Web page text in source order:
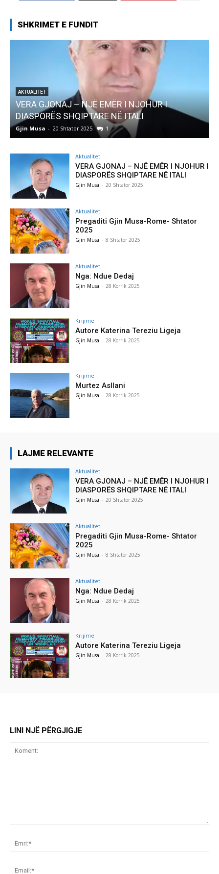
SHKRIMET E FUNDIT
I NJOHUR I
NË ITALI
AKTUALITET
Pregaditi Gjin Musa-
Gjin Musa
Aktualitet
VERA GJONAJ – NJË EMËR I NJOHUR I
DIASPORËS SHQIPTARE NË ITALI
Gjin Musa - 20 Shtator 2025
Aktualitet
Pregaditi Gjin Musa-Rome- Shtator
2025
Gjin Musa - 8 Shtator 2025
Aktualitet
Nga: Ndue Dedaj
Gjin Musa - 28 Korrik 2025
Krijime
Autore Katerina Tereziu Ligeja
Gjin Musa - 28 Korrik 2025
Krijime
Murtez Asllani
Gjin Musa - 28 Korrik 2025
LAJME RELEVANTE
Aktualitet
VERA GJONAJ – NJË EMËR I NJOHUR I
DIASPORËS SHQIPTARE NË ITALI
Gjin Musa - 20 Shtator 2025
Aktualitet
Pregaditi Gjin Musa-Rome- Shtator
2025
Gjin Musa - 8 Shtator 2025
Aktualitet
Nga: Ndue Dedaj
Gjin Musa - 28 Korrik 2025
Krijime
Autore Katerina Tereziu Ligeja
Gjin Musa - 28 Korrik 2025
LINI NJË PËRGJIGJE